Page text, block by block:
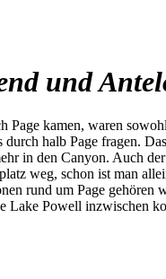
und
Page kamen, waren
halb Page fragen.
in den Canyon. Auch
weg, schon ist man
rund um Page gehören
Lake Powell inzwischen